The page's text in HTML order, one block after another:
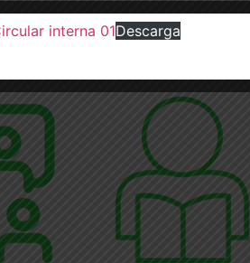
a la
interna 01Descarga